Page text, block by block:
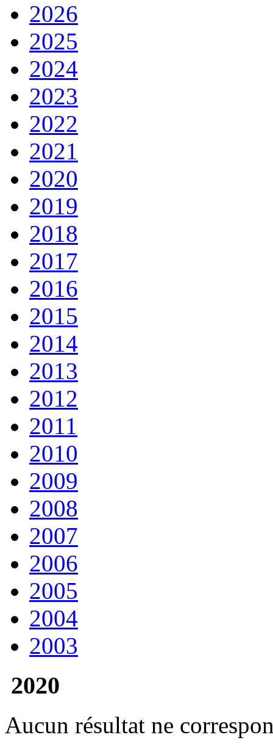
2026
2025
2024
2023
2022
2021
2020
2019
2018
2017
2016
2015
2014
2013
2012
2011
2010
2009
2008
2007
2006
2005
2004
2003
2020
Aucun résultat ne